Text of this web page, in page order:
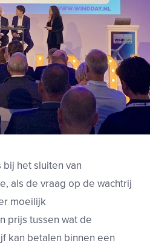
het sluiten van
als de vraag op de wachtrij
moeilijk
prijs tussen wat de
kan betalen binnen een